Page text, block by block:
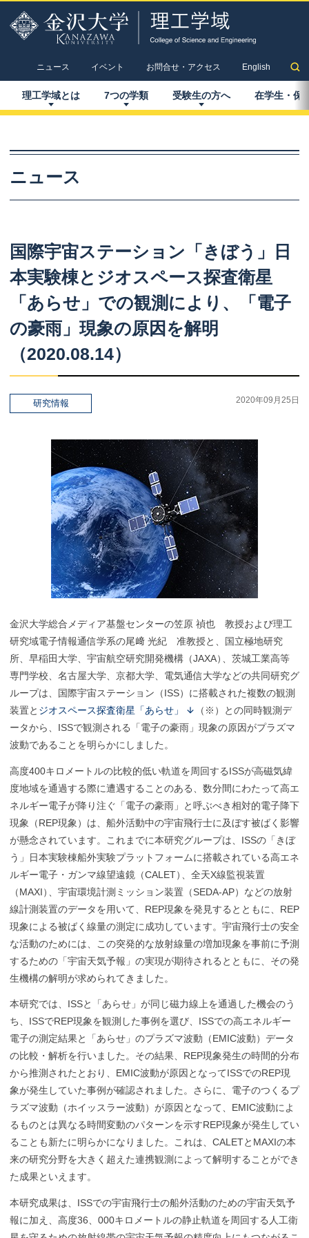
ニュース イベント お問合せ・アクセス English
理工学域とは 7つの学類 受験生の方へ 在学生 ・ 保
ニュース
国際宇宙ステーション 「きぼう」
日
本実験棟と ジオスペース探査衛星
「あらせ」 での観測により、
「電子
の豪雨」 現象の原因を解明
（2020.08.14）
研究情報 2020年09月25日
金沢大学総合メディア基盤センターの笠原 禎也 教授および理工
研究域電子情報通信学系の尾﨑 光紀 准教授と、国立極地研究
所、早稲田大学、宇宙航空研究開発機構（JAXA）
、茨城工業高等
専門学校、名古屋大学、京都大学、電気通信大学などの共同研究グ
ループは、国際宇宙ステーション（ISS）に搭載された複数の観測
装置と ジオスペース探査衛星「あらせ」
（※）との同時観測デ
ータから、ISSで観測される「電子の豪雨」現象の原因がプラズマ
波動であることを明らかにしました。
高度400キロメートルの比較的低い軌道を周回するISSが高磁気緯
度地域を通過する際に遭遇することのある、数分間にわたって高エ
ネルギー電子が降り注ぐ「電子の豪雨」と呼ぶべき相対的電子降下
現象（REP現象）は、船外活動中の宇宙飛行士に及ぼす被ばく影響
が懸念されています。これまでに本研究グループは、ISSの「きぼ
う」日本実験棟船外実験プラットフォームに搭載されている高エネ
ルギー電子・ガンマ線望遠鏡（CALET）
、全天X線監視装置
（MAXI）
、宇宙環境計測ミッション装置（SEDA-AP）などの放射
線計測装置のデータを用いて、REP現象を発見するとともに、REP
現象による被ばく線量の測定に成功しています。宇宙飛行士の安全
な活動のためには、この突発的な放射線量の増加現象を事前に予測
するための「宇宙天気予報」の実現が期待されるとともに、その発
生機構の解明が求められてきました。
本研究では、ISSと「あらせ」が同じ磁力線上を通過した機会のう
ち、ISSでREP現象を観測した事例を選び、ISSでの高エネルギー
電子の測定結果と「あらせ」のプラズマ波動（EMIC波動）データ
の比較・解析を行いました。その結果、REP現象発生の時間的分布
から推測されたとおり、EMIC波動が原因となってISSでのREP現
象が発生していた事例が確認されました。さらに、電子のつくるプ
ラズマ波動（ホイッスラー波動）が原因となって、EMIC波動によ
るものとは異なる時間変動のパターンを示すREP現象が発生してい
ることも新たに明らかになりました。これは、CALETとMAXIの本
来の研究分野を大きく超えた連携観測によって解明することができ
た成果といえます。
本研究成果は、ISSでの宇宙飛行士の船外活動のための宇宙天気予
報に加え、高度36、000キロメートルの静止軌道を周回する人工衛